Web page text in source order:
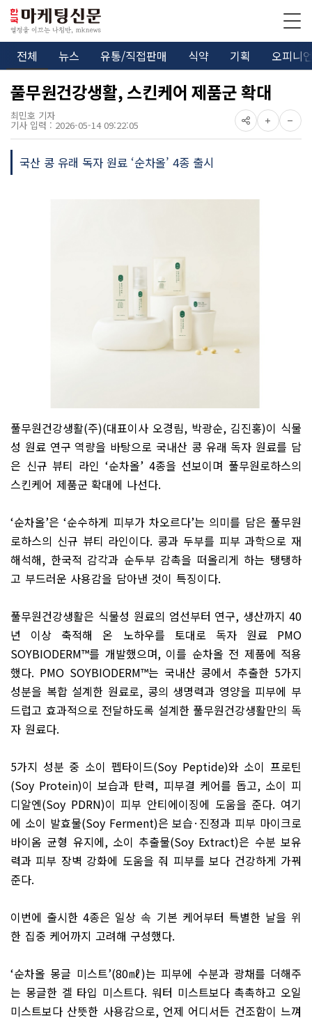
전체 뉴스 유통/직접판매 식약 기획 오피니
풀무원건강생활, 스킨케어 제품군 확대
최민호 기자
기사 입력 : 2026-05-14 09:22:05
국산 콩 유래 독자 원료 ‘순차올’ 4종 출시
풀무원건강생활(주)(대표이사 오경림, 박광순, 김진홍)이 식물
성 원료 연구 역량을 바탕으로 국내산 콩 유래 독자 원료를 담
은 신규 뷰티 라인 ‘순차올’ 4종을 선보이며 풀무원로하스의
스킨케어 제품군 확대에 나선다.
‘순차올’은‘순수하게 피부가 차오르다’는 의미를 담은 풀무원
로하스의 신규 뷰티 라인이다. 콩과 두부를 피부 과학으로 재
해석해, 한국적 감각과 순두부 감촉을 떠올리게 하는 탱탱하
고 부드러운 사용감을 담아낸 것이 특징이다.
풀무원건강생활은 식물성 원료의 엄선부터 연구, 생산까지40
년 이상 축적해 온 노하우를 토대로 독자 원료 PMO
SOYBIODERM™를 개발했으며, 이를 순차올 전 제품에 적용
했다. PMO SOYBIODERM™는 국내산 콩에서 추출한 5가지
성분을 복합 설계한 원료로, 콩의 생명력과 영양을 피부에 부
드럽고 효과적으로 전달하도록 설계한 풀무원건강생활만의 독
자 원료다.
5가지 성분 중 소이 펩타이드(Soy Peptide)와 소이 프로틴
(Soy Protein)이 보습과 탄력, 피부결 케어를 돕고, 소이 피
디알엔(Soy PDRN)이 피부 안티에이징에 도움을 준다. 여기
에 소이 발효물(Soy Ferment)은 보습· 진정과 피부 마이크로
바이옴 균형 유지에, 소이 추출물(Soy Extract)은 수분 보유
력과 피부 장벽 강화에 도움을 줘 피부를 보다 건강하게 가꿔
준다.
이번에 출시한4종은 일상 속 기본 케어부터 특별한 날을 위
한 집중 케어까지 고려해 구성했다.
‘순차올 몽글 미스트’(80㎖)는 피부에 수분과 광채를 더해주
는 몽글한 겔 타입 미스트다. 워터 미스트보다 촉촉하고 오일
미스트보다 산뜻한 사용감으로, 언제 어디서든 건조함이 느껴